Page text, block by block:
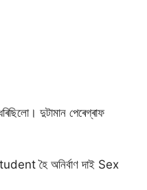
দুটামান পেৰেগ্ৰাফ
হৈ অনিৰ্বাণ দাই Sex